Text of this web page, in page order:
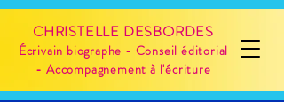
CHRISTELLE DESBORDES
Écrivain biographe - Conseil éditorial
- Accompagnement à l'écriture